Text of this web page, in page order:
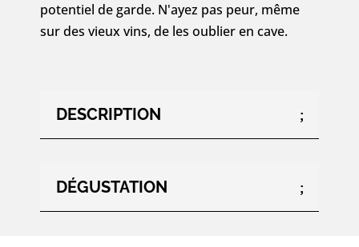
potentiel de garde. N'ayez pas peur, même
sur des vieux vins, de les oublier en cave.
DESCRIPTION
DÉGUSTATION